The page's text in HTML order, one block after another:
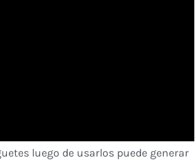
luego de usarlos puede generar